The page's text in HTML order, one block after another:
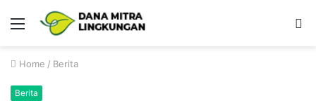
Menu
Home / Berita
Berita